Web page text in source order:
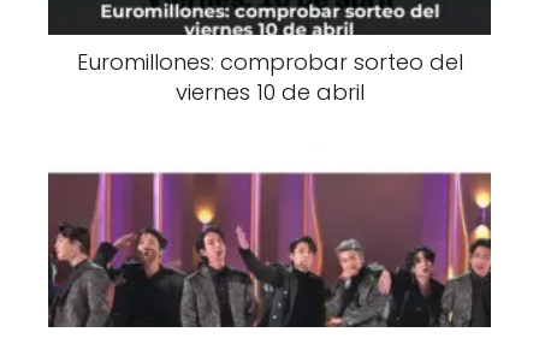
Euromillones: comprobar sorteo del
viernes 10 de abril